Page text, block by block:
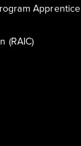
Apprentice
(RAIC)